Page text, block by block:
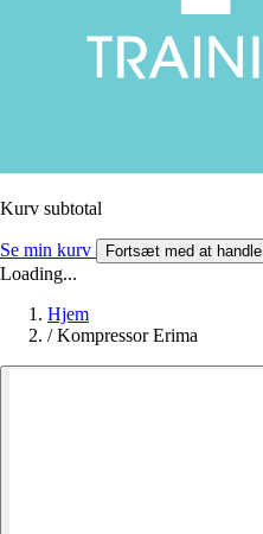
Kurv subtotal
Se min kurv Fortsæt med at handle
Loading...
Hjem
/ Kompressor Erima